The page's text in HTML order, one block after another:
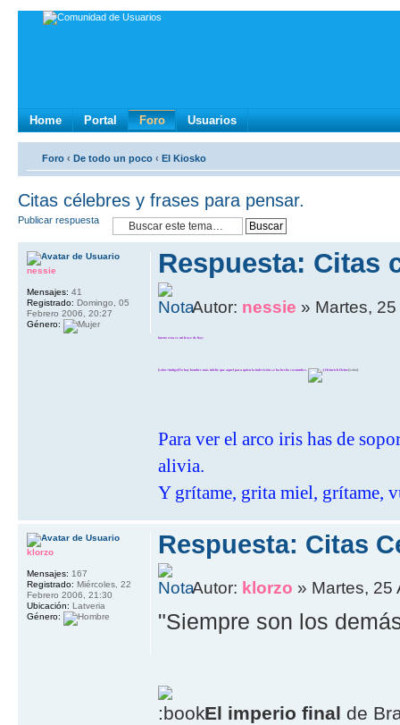
Home Portal Foro Usuarios
Foro ‹ De todo un poco ‹ El Kiosko
Citas célebres y frases para pensar.
Publicar respuesta
Respuesta: Citas
Autor: nessie » Martes,
bueno esta es mi frase de hoy:
[color=indigo]No hay hombre más infeliz que aquel para quien la indecisión se ha hecho costumbre. Heinrich Heine [/color]
Para ver el arco iris has de
alivia.
Y grítame, grita miel, grítame,
nessie
Mensajes: 41
Registrado: Domingo, 05
Febrero 2006, 20:27
Género:
Respuesta: Citas
Autor: klorzo » Martes, 25
"Siempre son los
El imperio final de
klorzo
Mensajes: 167
Registrado: Miércoles, 22
Febrero 2006, 21:30
Ubicación: Latveria
Género: